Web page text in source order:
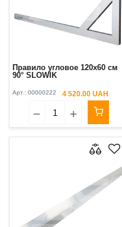
Правило угловое 120x60 см
90° SLOWIK
Арт.: 00000222 4 520.00 UAH